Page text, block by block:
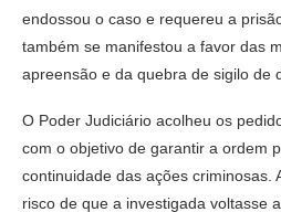
endossou o caso e requereu a
também se manifestou a favor das
apreensão e da quebra de sigilo de
O Poder Judiciário acolheu os
com o objetivo de garantir a ordem
continuidade das ações criminosas.
risco de que a investigada voltasse